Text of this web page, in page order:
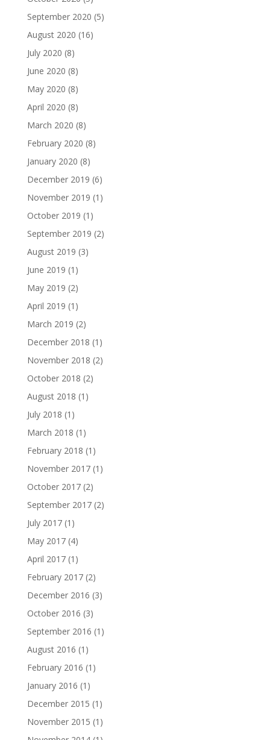
September 2020 (5)
August 2020 (16)
July 2020 (8)
June 2020 (8)
May 2020 (8)
April 2020 (8)
March 2020 (8)
February 2020 (8)
January 2020 (8)
December 2019 (6)
November 2019 (1)
October 2019 (1)
September 2019 (2)
August 2019 (3)
June 2019 (1)
May 2019 (2)
April 2019 (1)
March 2019 (2)
December 2018 (1)
November 2018 (2)
October 2018 (2)
August 2018 (1)
July 2018 (1)
March 2018 (1)
February 2018 (1)
November 2017(1)
October 2017(2)
September 2017(2)
July 2017(1)
May 2017(4)
April 2017(1)
February 2017(2)
December 2016 (3)
October 2016 (3)
September 2016 (1)
August 2016 (1)
February 2016 (1)
January 2016 (1)
December 2015 (1)
November 2015 (1)